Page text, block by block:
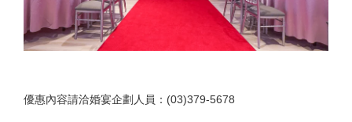
優惠內容請洽婚宴企劃人員：(03)379-5678